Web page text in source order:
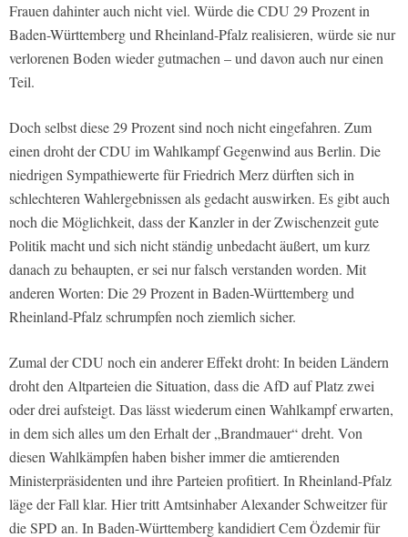
Frauen dahinter auch nicht viel. Würde die CDU 29 Prozent in
Baden-Württemberg und Rheinland-Pfalz realisieren, würde sie nur
verlorenen Boden wieder gutmachen – und davon auch nur einen
Teil.
Doch selbst diese 29 Prozent sind noch nicht eingefahren. Zum
einen droht der CDU im Wahlkampf Gegenwind aus Berlin. Die
niedrigen Sympathiewerte für Friedrich Merz dürften sich in
schlechteren Wahlergebnissen als gedacht auswirken. Es gibt auch
noch die Möglichkeit, dass der Kanzler in der Zwischenzeit gute
Politik macht und sich nicht ständig unbedacht äußert, um kurz
danach zu behaupten, er sei nur falsch verstanden worden. Mit
anderen Worten: Die 29 Prozent in Baden-Württemberg und
Rheinland-Pfalz schrumpfen noch ziemlich sicher.
Zumal der CDU noch ein anderer Effekt droht: In beiden Ländern
droht den Altparteien die Situation, dass die AfD auf Platz zwei
oder drei aufsteigt. Das lässt wiederum einen Wahlkampf erwarten,
in dem sich alles um den Erhalt der „Brandmauer“ dreht. Von
diesen Wahlkämpfen haben bisher immer die amtierenden
Ministerpräsidenten und ihre Parteien profitiert. In Rheinland-Pfalz
läge der Fall klar. Hier tritt Amtsinhaber Alexander Schweitzer für
die SPD an. In Baden-Württemberg kandidiert Cem Özdemir für